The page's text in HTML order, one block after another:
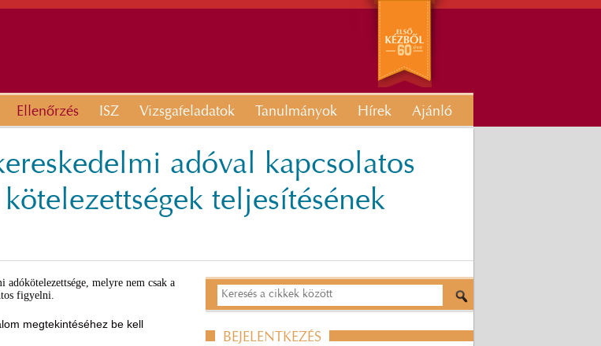
Ellenőrzés ISZ Vizsgafeladatok Tanulmányok Hírek Ajánló
adóval kapcsolatos
teljesítésének
adókötelezettsége, melyre nem csak a
figyelni.
megtekintéséhez be kell
BEJELENTKEZÉS